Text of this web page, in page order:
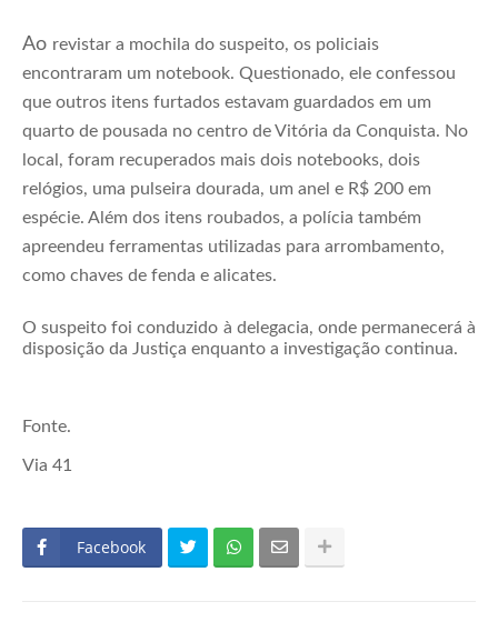
Ao revistar a mochila do suspeito, os policiais
encontraram um notebook. Questionado, ele confessou
que outros itens furtados estavam guardados em um
quarto de pousada no centro de Vitória da Conquista. No
local, foram recuperados mais dois notebooks, dois
relógios, uma pulseira dourada, um anel e R$ 200 em
espécie. Além dos itens roubados, a polícia também
apreendeu ferramentas utilizadas para arrombamento,
como chaves de fenda e alicates.
O suspeito foi conduzido à delegacia, onde permanecerá à
disposição da Justiça enquanto a investigação continua.
Fonte.
Via 41
Facebook